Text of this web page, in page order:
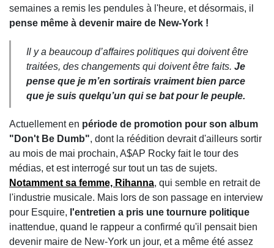
semaines a remis les pendules à l'heure, et désormais, il
pense même à devenir maire de New-York !
Il y a beaucoup d’affaires politiques qui doivent être
traitées, des changements qui doivent être faits. Je
pense que je m’en sortirais vraiment bien parce
que je suis quelqu’un qui se bat pour le peuple.
Actuellement en période de promotion pour son album
"Don't Be Dumb", dont la réédition devrait d'ailleurs sortir
au mois de mai prochain, A$AP Rocky fait le tour des
médias, et est interrogé sur tout un tas de sujets.
Notamment sa femme, Rihanna, qui semble en retrait de
l'industrie musicale. Mais lors de son passage en interview
pour Esquire, l'entretien a pris une tournure politique
inattendue, quand le rappeur a confirmé qu'il pensait bien
devenir maire de New-York un jour, et a même été assez